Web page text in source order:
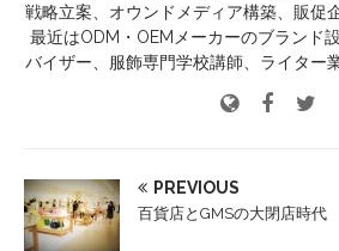
戦略立案、オウンドメディア構築、販促
最近はODM・OEMメーカーのブランド
バイザー、服飾専門学校講師、ライター
PREVIOUS
百貨店とGMSの大閉店時代